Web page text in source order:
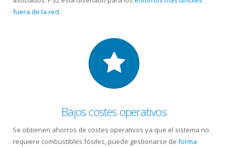
fuera de la red.
Bajos costes operativos
Se obtienen ahorros de costes operativos ya que el sistema no
requiere combustibles fósiles, puede gestionarse de forma